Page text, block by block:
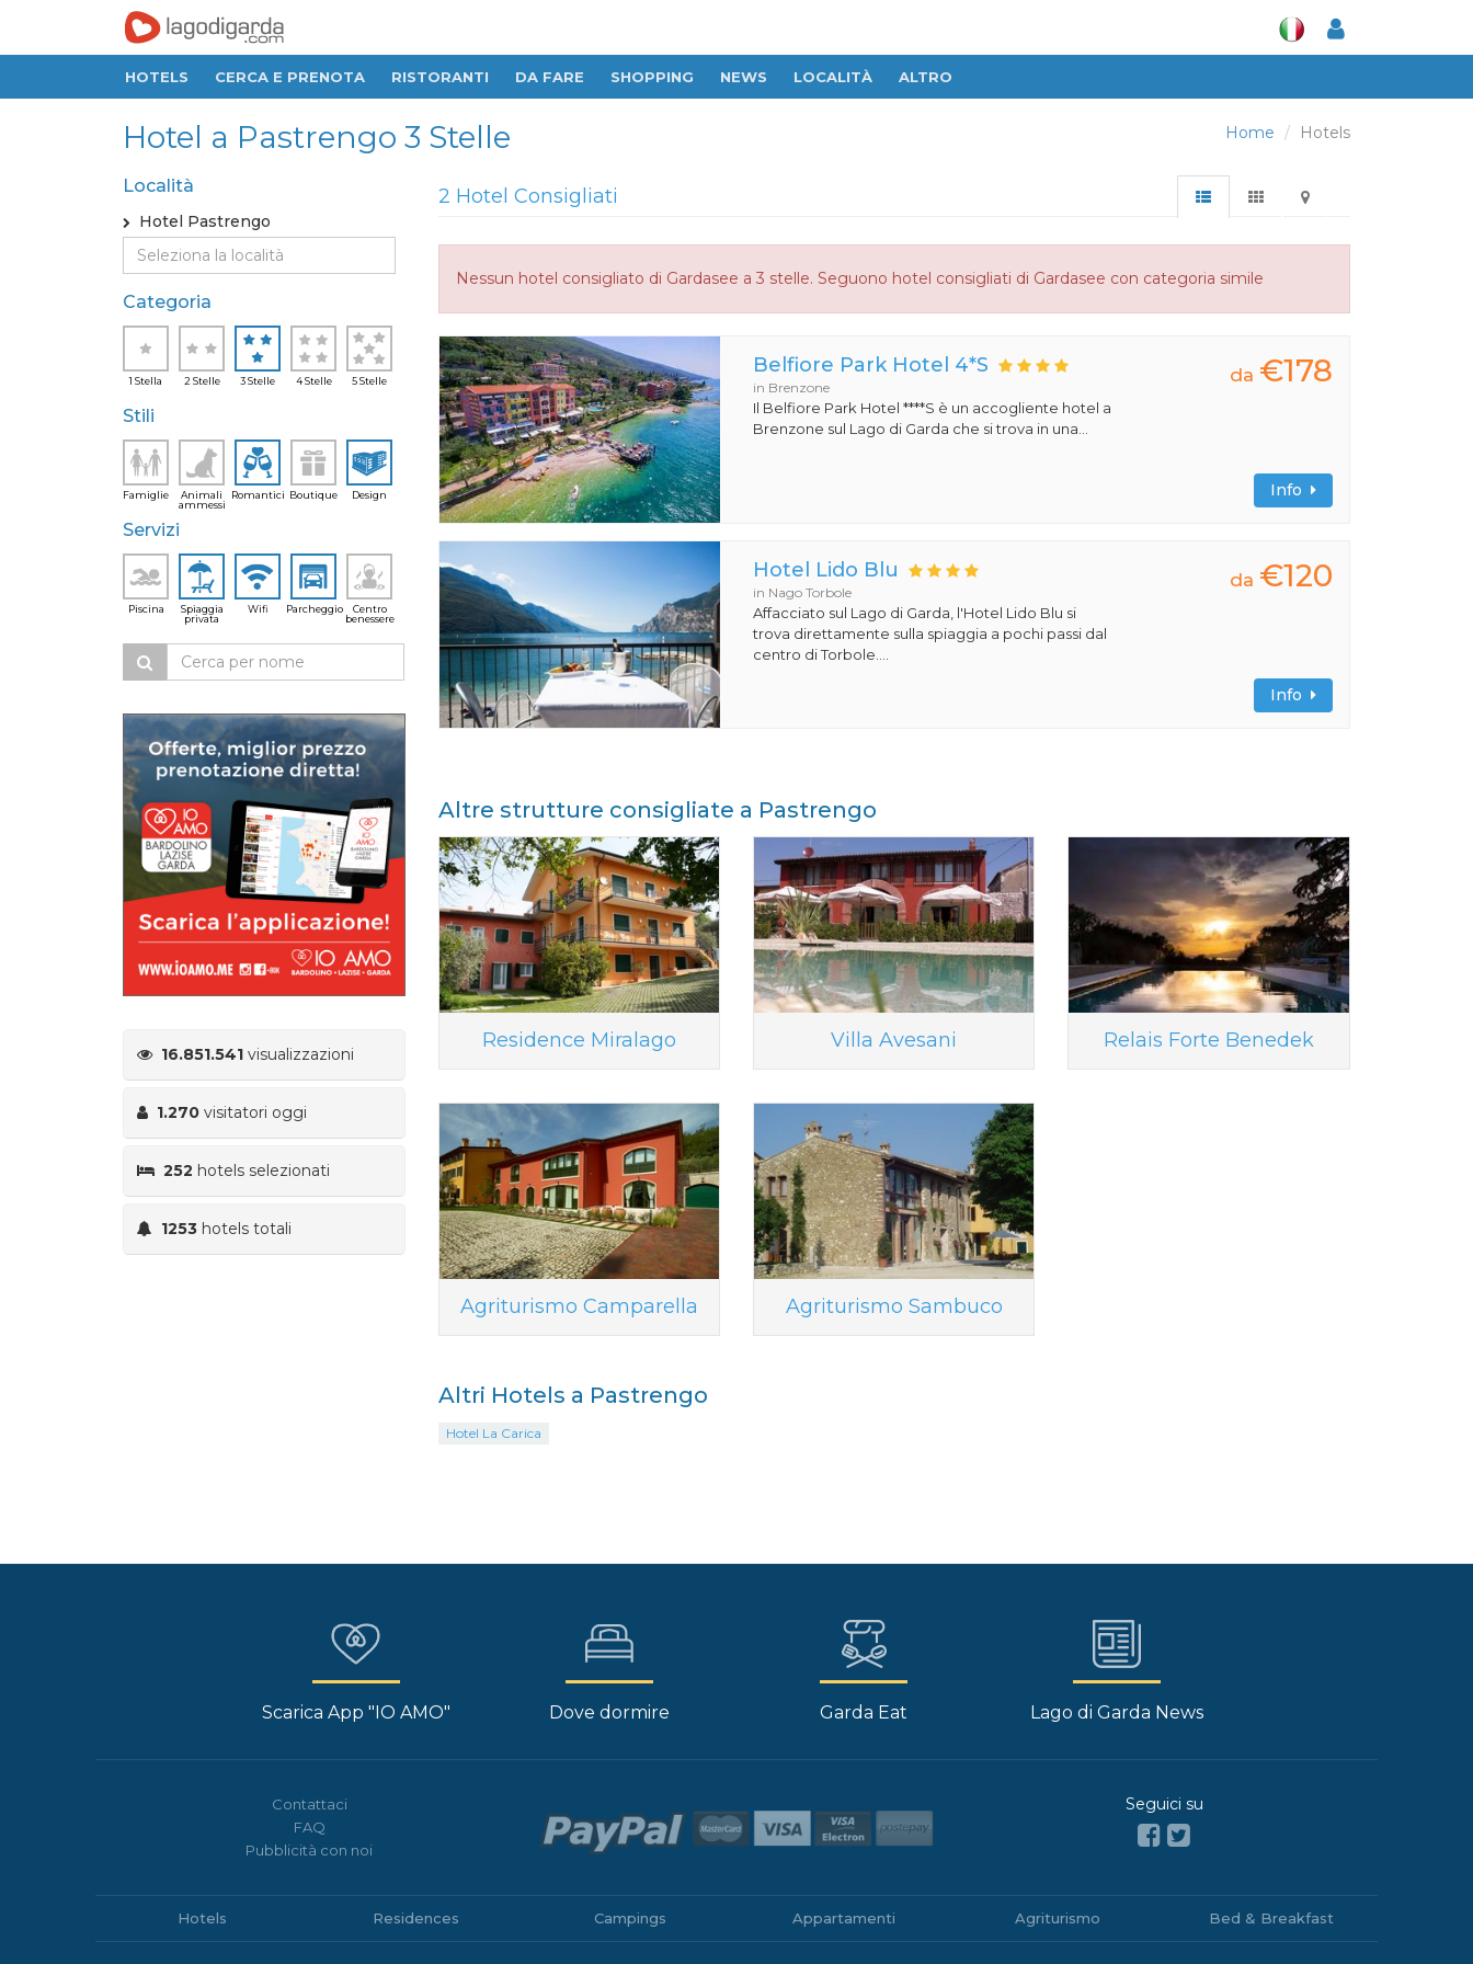
HOTELS CERCA E PRENOTA RISTORANTI DA FARE SHOPPING NEWS LOCALITÀ ALTRO
Home Hotels
Hotel a Pastrengo 3 Stelle
Località
Hotel Pastrengo
Categoria
1 Stella 2 Stelle 3 Stelle 4 Stelle 5 Stelle
Stili
Famiglie
Animali
ammessi
Romantici Boutique Design
Servizi
Piscina
Spiaggia
privata
Wifi Parcheggio
Centro
benessere
16.851.541 visualizzazioni
1.270 visitatori oggi
252 hotels selezionati
1253 hotels totali
2 Hotel Consigliati
Nessun hotel consigliato di Gardasee a 3 stelle. Seguono hotel consigliati di Gardasee con categoria simile
Belfiore Park Hotel 4*S
in Brenzone
Il Belfiore Park Hotel ****S è un accogliente hotel a
Brenzone sul Lago di Garda che si trova in una...
da €178
Info
Hotel Lido Blu
in Nago Torbole
Affacciato sul Lago di Garda, l'Hotel Lido Blu si
trova direttamente sulla spiaggia a pochi passi dal
centro di Torbole....
da €120
Info
Altre strutture consigliate a Pastrengo
Residence Miralago Villa Avesani Relais Forte Benedek
Agriturismo Camparella Agriturismo Sambuco
Altri Hotels a Pastrengo
Hotel La Carica
Scarica App "IO AMO" Dove dormire Garda Eat Lago di Garda News
Contattaci
FAQ
Pubblicità con noi
Seguici su
Hotels Residences Campings Appartamenti Agriturismo Bed & Breakfast